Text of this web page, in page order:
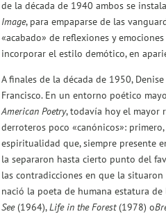
de la década de 1940 ambos se
Image, para empaparse de las
«acabado» de reflexiones y
incorporar el estilo demótico, en
A finales de la década de 1950,
Francisco. En un entorno poético
American Poetry, todavía hoy el mayor
derroteros poco «canónicos»:
espiritualidad que, siempre presente
la separaron hasta cierto punto del
las contradicciones en que la
nació la poeta de humana estatura de
See(1964),Life in the Forest(1978) o